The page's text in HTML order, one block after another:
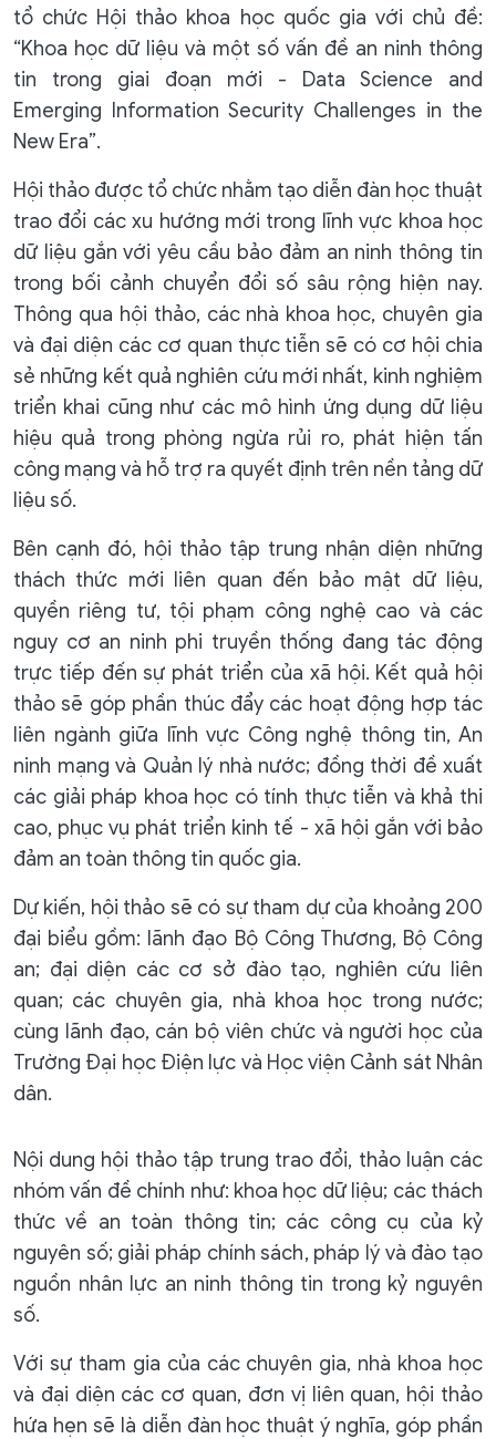
tổ chức Hội thảo khoa học quốc gia với chủ đề:
“Khoa học dữ liệu và một số vấn đề an ninh thông
tin trong giai đoạn mới - Data Science and
Emerging Information Security Challenges in the
New Era”.
Hội thảo được tổ chức nhằm tạo diễn đàn học thuật
trao đổi các xu hướng mới trong lĩnh vực khoa học
dữ liệu gắn với yêu cầu bảo đảm an ninh thông tin
trong bối cảnh chuyển đổi số sâu rộng hiện nay.
Thông qua hội thảo, các nhà khoa học, chuyên gia
và đại diện các cơ quan thực tiễn sẽ có cơ hội chia
sẻ những kết quả nghiên cứu mới nhất, kinh nghiệm
triển khai cũng như các mô hình ứng dụng dữ liệu
hiệu quả trong phòng ngừa rủi ro, phát hiện tấn
công mạng và hỗ trợ ra quyết định trên nền tảng dữ
liệu số.
Bên cạnh đó, hội thảo tập trung nhận diện những
thách thức mới liên quan đến bảo mật dữ liệu,
quyền riêng tư, tội phạm công nghệ cao và các
nguy cơ an ninh phi truyền thống đang tác động
trực tiếp đến sự phát triển của xã hội. Kết quả hội
thảo sẽ góp phần thúc đẩy các hoạt động hợp tác
liên ngành giữa lĩnh vực Công nghệ thông tin, An
ninh mạng và Quản lý nhà nước; đồng thời đề xuất
các giải pháp khoa học có tính thực tiễn và khả thi
cao, phục vụ phát triển kinh tế - xã hội gắn với bảo
đảm an toàn thông tin quốc gia.
Dự kiến, hội thảo sẽ có sự tham dự của khoảng 200
đại biểu gồm: lãnh đạo Bộ Công Thương, Bộ Công
an; đại diện các cơ sở đào tạo, nghiên cứu liên
quan; các chuyên gia, nhà khoa học trong nước;
cùng lãnh đạo, cán bộ viên chức và người học của
Trường Đại học Điện lực và Học viện Cảnh sát Nhân
dân.
Nội dung hội thảo tập trung trao đổi, thảo luận các
nhóm vấn đề chính như: khoa học dữ liệu; các thách
thức về an toàn thông tin; các công cụ của kỷ
nguyên số; giải pháp chính sách, pháp lý và đào tạo
nguồn nhân lực an ninh thông tin trong kỷ nguyên
số.
Với sự tham gia của các chuyên gia, nhà khoa học
và đại diện các cơ quan, đơn vị liên quan, hội thảo
hứa hẹn sẽ là diễn đàn học thuật ý nghĩa, góp phần